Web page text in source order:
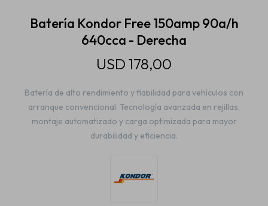
Batería Kondor Free 150amp 90a/h
640cca - Derecha
USD178,00
Batería de alto rendimiento y fiabilidad para vehículos con
arranque convencional. Tecnología avanzada en rejillas,
montaje automatizado y carga optimizada para mayor
durabilidad y eficiencia.
Accesorios